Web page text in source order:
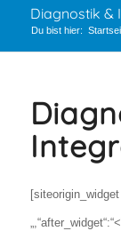
Diagnostik &
Du bist hier: